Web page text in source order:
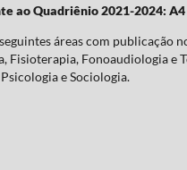
ao Quadriênio 2021-2024: A4
áreas com
Fisioterapia, Fonoaudiologia
e Sociologia.